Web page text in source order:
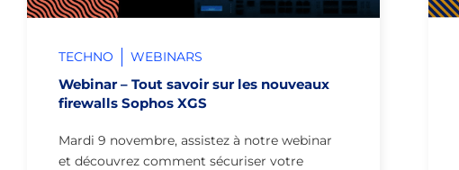
TECHNO WEBINARS
Webinar – Tout savoir sur les nouveaux
firewalls Sophos XGS
Mardi 9 novembre, assistez à notre webinar
et découvrez comment sécuriser votre